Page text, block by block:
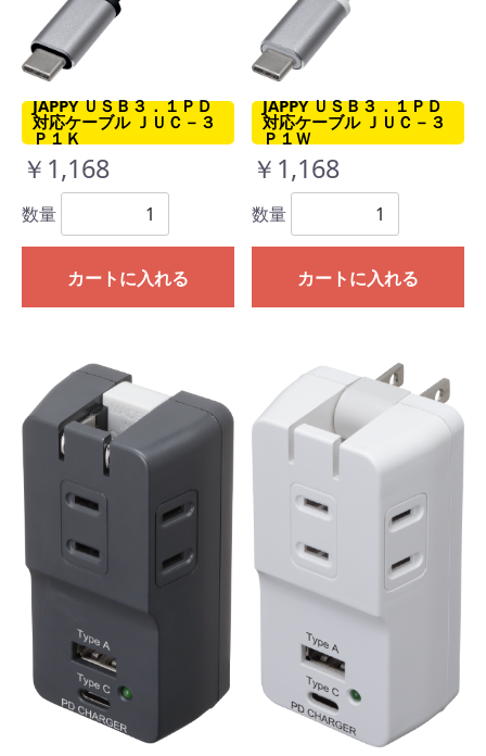
JAPPY ＵＳＢ３．１ＰＤ
対応ケーブル ＪＵＣ－３
Ｐ１Ｋ
￥1,168
数量
カートに入れる
JAPPY ＵＳＢ３．１ＰＤ
対応ケーブル ＪＵＣ－３
Ｐ１Ｗ
￥1,168
数量
カートに入れる